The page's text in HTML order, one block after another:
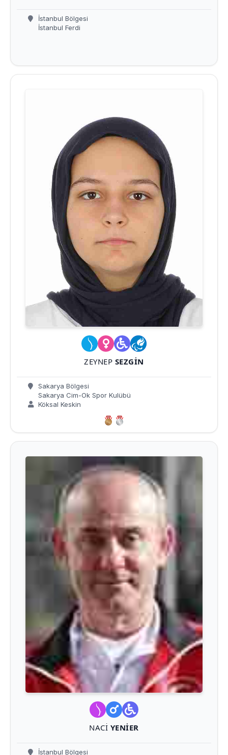
İstanbul Bölgesi
İstanbul Ferdi
ZEYNEP SEZGIN
Sakarya Bölgesi
Sakarya Cim-Ok Spor Kulübü
Köksal Keskin
NACI YENIER
İstanbul Bölgesi